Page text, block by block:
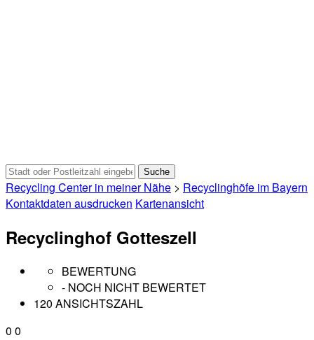
Recycling Center in meiner Nähe > Recyclinghöfe im Bayern
Kontaktdaten ausdrucken Kartenansicht
Recyclinghof Gotteszell
BEWERTUNG
- NOCH NICHT BEWERTET
120 ANSICHTSZAHL
0 0